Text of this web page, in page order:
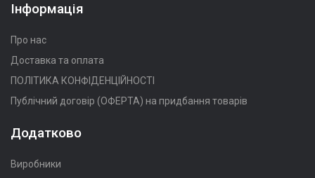
Інформація
Про нас
Доставка та оплата
ПОЛІТИКА КОНФІДЕНЦІЙНОСТІ
Публічний договір (ОФЕРТА) на придбання товарів
Додатково
Виробники